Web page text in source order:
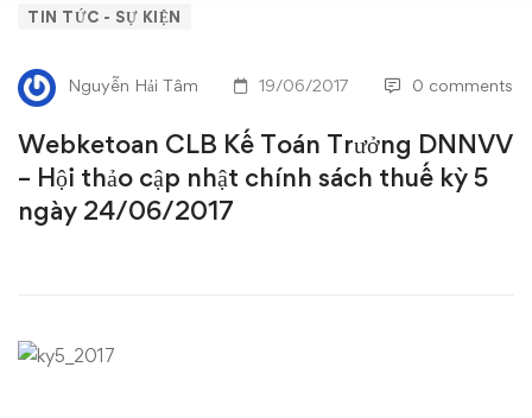
Webketoan
CLB
Kế
Toán
Trưởng
–
TIN TỨC - SỰ KIỆN
Nguyễn Hải Tâm 19/06/2017 0 comments
Webketoan CLB Kế Toán Trưởng DNNVV
– Hội thảo cập nhật chính sách thuế kỳ 5
ngày 24/06/2017